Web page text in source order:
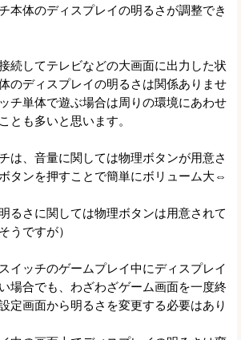
本体のディスプレイの明るさが調整でき
続してテレビなどの大画面に出力した状
のディスプレイの明るさは関係ありませ
チ単体で遊ぶ場合は周りの環境にあわせ
とも多いと思います。
は、音量に関しては物理ボタンが用意さ
タンを押すことで簡単にボリューム大⇔
るさに関しては物理ボタンは用意されて
うですが）
イッチのゲームプレイ中にディスプレイ
場合でも、わざわざゲーム画面を一度終
定画面から明るさを変更する必要はあり